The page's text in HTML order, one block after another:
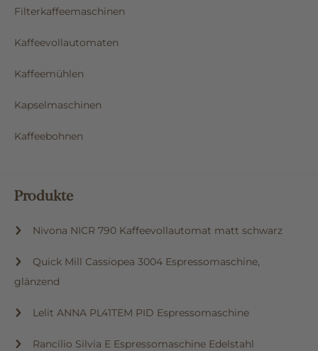
Filterkaffeemaschinen
Kaffeevollautomaten
Kaffeemühlen
Kapselmaschinen
Kaffeebohnen
Produkte
Nivona NICR 790 Kaffeevollautomat matt schwarz
Quick Mill Cassiopea 3004 Espressomaschine,
glänzend
Lelit ANNA PL41TEM PID Espressomaschine
Rancilio Silvia E Espressomaschine Edelstahl